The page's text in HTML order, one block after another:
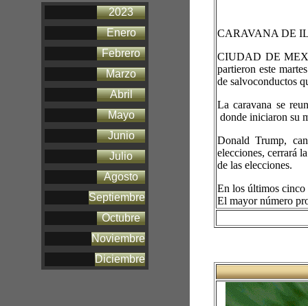
2023
Enero
Febrero
Marzo
Abril
Mayo
Junio
Julio
Agosto
Septiembre
Octubre
Noviembre
Diciembre
CARAVANA DE
CIUDAD DE
partieron este
de salvoconductos
La caravana se
donde iniciaron su
Donald Trump,
elecciones, cerrará
de las elecciones.
En los últimos cinco
El mayor número